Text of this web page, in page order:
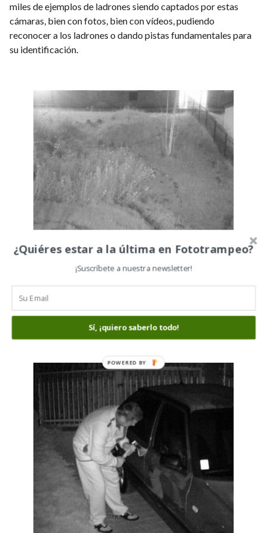
miles de ejemplos de ladrones siendo captados por estas
cámaras, bien con fotos, bien con vídeos, pudiendo
reconocer a los ladrones o dando pistas fundamentales para
su identificación.
Al contrario que las cámaras IP, la resolución
en las cámaras trail o de caza es más alta,
llegando a los 30Mpx
¿Quiéres estar a la última en Fototrampeo?
¡Suscríbete a nuestra newsletter!
Sí, ¡quiero saberlo todo!